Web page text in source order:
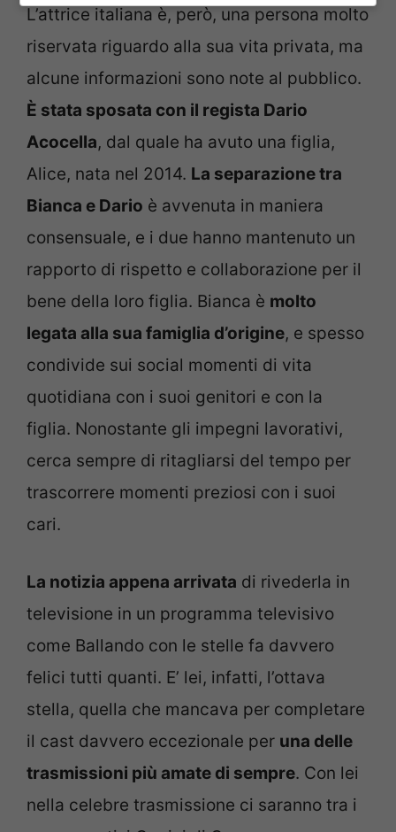
L’attrice italiana è, però, una persona molto
riservata riguardo alla sua vita privata, ma
alcune informazioni sono note al pubblico.
È stata sposata con il regista Dario
Acocella, dal quale ha avuto una figlia,
Alice, nata nel 2014. La separazione tra
Bianca e Dario è avvenuta in maniera
consensuale, e i due hanno mantenuto un
rapporto di rispetto e collaborazione per il
bene della loro figlia. Bianca è molto
legata alla sua famiglia d’origine, e spesso
condivide sui social momenti di vita
quotidiana con i suoi genitori e con la
figlia. Nonostante gli impegni lavorativi,
cerca sempre di ritagliarsi del tempo per
trascorrere momenti preziosi con i suoi
cari.
La notizia appena arrivata di rivederla in
televisione in un programma televisivo
come Ballando con le stelle fa davvero
felici tutti quanti. E’ lei, infatti, l’ottava
stella, quella che mancava per completare
il cast davvero eccezionale per una delle
trasmissioni più amate di sempre. Con lei
nella celebre trasmissione ci saranno tra i